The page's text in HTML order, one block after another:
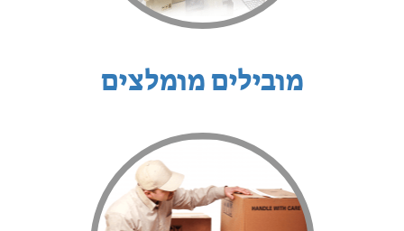
מובילים מומלצים